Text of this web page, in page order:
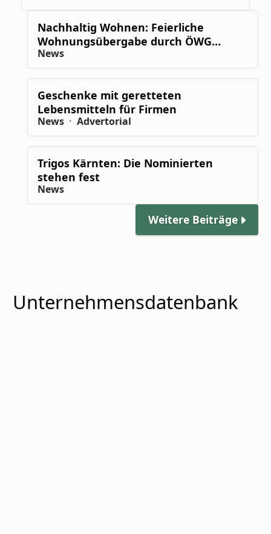
Nachhaltig Wohnen: Feierliche
Wohnungsübergabe durch ÖWG
Wohnbau in Kalsdorf
News
Geschenke mit geretteten
Lebensmitteln für Firmen
News Advertorial
Trigos Kärnten: Die Nominierten
stehen fest
News
Weitere Beiträge
Unternehmensdatenbank